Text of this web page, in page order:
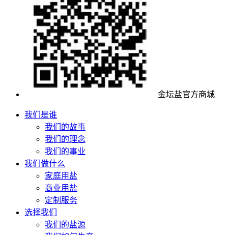
金坛盐官方商城
我们是谁
我们的故事
我们的理念
我们的事业
我们做什么
家庭用盐
商业用盐
定制服务
选择我们
我们的盐源